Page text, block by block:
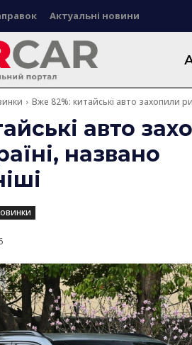
Актуальні новини
Вже 82%: китайські авто захопили
авто
названо